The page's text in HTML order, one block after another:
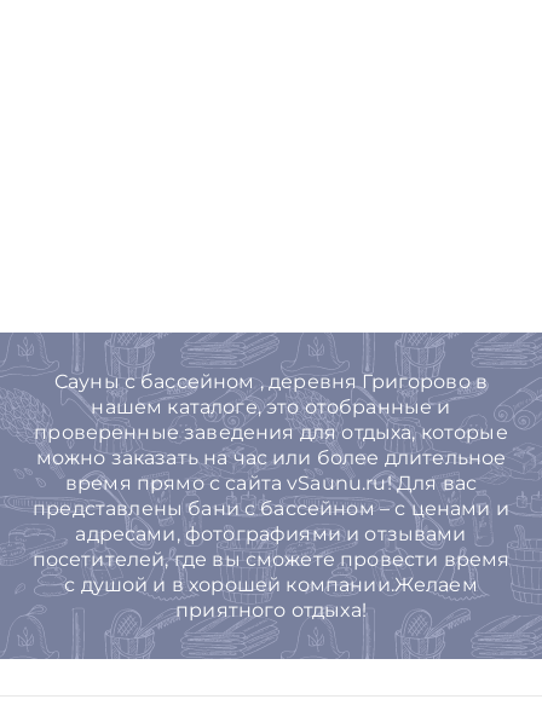
Cауны с бассейном , деревня Григорово в
нашем каталоге, это отобранные и
проверенные заведения для отдыха, которые
можно заказать на час или более длительное
время прямо с сайта vSaunu.ru! Для вас
представлены бани с бассейном – с ценами и
адресами, фотографиями и отзывами
посетителей, где вы сможете провести время
с душой и в хорошей компании.Желаем
приятного отдыха!